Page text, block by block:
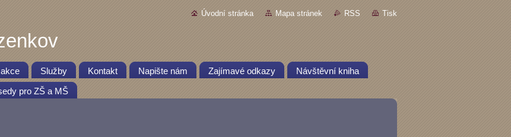
Úvodní stránka Mapa stránek RSS Tisk
Služby Kontakt Napište nám Zajímavé odkazy Návštěvní kniha
pro ZŠ a MŠ